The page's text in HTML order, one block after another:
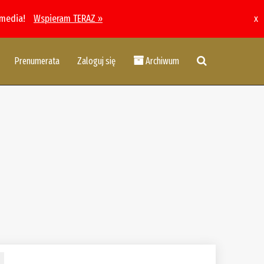
Wspieram TERAZ » x
Prenumerata Zaloguj się Archiwum